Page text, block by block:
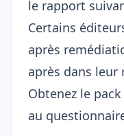
le rapport
Certains
après
après dans leur
Obtenez le
au